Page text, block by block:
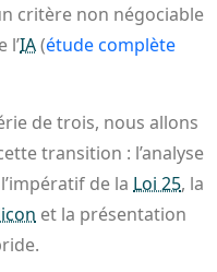
critère non négociable
l’IA(étude complète
de trois, nous allons
transition : l’analyse
de la Loi 25, la
et la présentation